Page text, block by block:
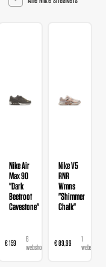
Nike Air
Max 90
"Dark
Beetroot
Cavestone"
€ 159
6
webshops
Nike V5
RNR
Wmns
"Shimmer
Chalk"
€ 89,99
1
webshop